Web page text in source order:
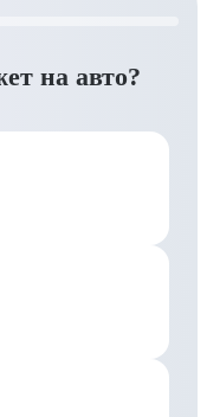
на авто?